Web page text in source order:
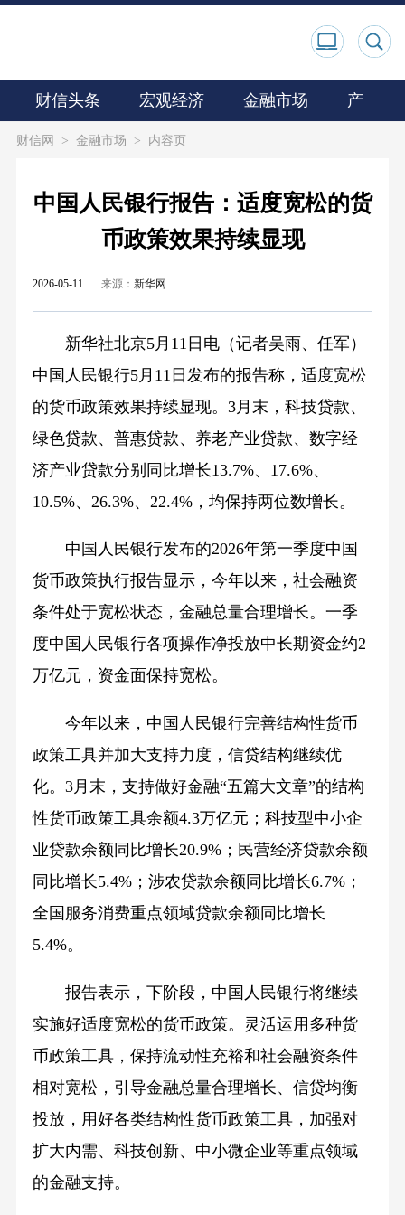
财信头条 宏观经济 金融市场 产业观
财信网 > 金融市场 > 内容页
中国人民银行报告：适度宽松的货
币政策效果持续显现
2026-05-11 来源： 新华网
新华社北京5月11日电（记者吴雨、任军）
中国人民银行5月11日发布的报告称，适度宽松
的货币政策效果持续显现。3月末，科技贷款、
绿色贷款、普惠贷款、养老产业贷款、数字经
济产业贷款分别同比增长13.7%、17.6%、
10.5%、26.3%、22.4%，均保持两位数增长。
中国人民银行发布的2026年第一季度中国
货币政策执行报告显示，今年以来，社会融资
条件处于宽松状态，金融总量合理增长。一季
度中国人民银行各项操作净投放中长期资金约2
万亿元，资金面保持宽松。
今年以来，中国人民银行完善结构性货币
政策工具并加大支持力度，信贷结构继续优
化。3月末，支持做好金融“五篇大文章”的结构
性货币政策工具余额4.3万亿元；科技型中小企
业贷款余额同比增长20.9%；民营经济贷款余额
同比增长5.4%；涉农贷款余额同比增长6.7%；
全国服务消费重点领域贷款余额同比增长
5.4%。
报告表示，下阶段，中国人民银行将继续
实施好适度宽松的货币政策。灵活运用多种货
币政策工具，保持流动性充裕和社会融资条件
相对宽松，引导金融总量合理增长、信贷均衡
投放，用好各类结构性货币政策工具，加强对
扩大内需、科技创新、中小微企业等重点领域
的金融支持。